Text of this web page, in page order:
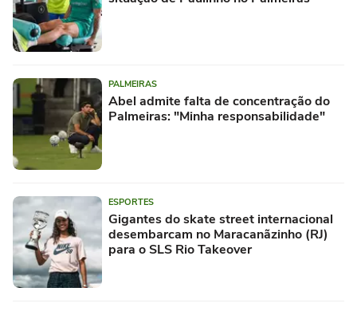
PALMEIRAS
Abel admite falta de concentração do
Palmeiras: "Minha responsabilidade"
ESPORTES
Gigantes do skate street internacional
desembarcam no Maracanãzinho (RJ)
para o SLS Rio Takeover